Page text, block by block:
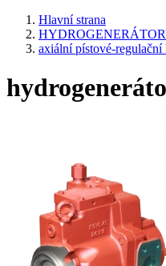
Hlavní strana
axiální pístové-regulační